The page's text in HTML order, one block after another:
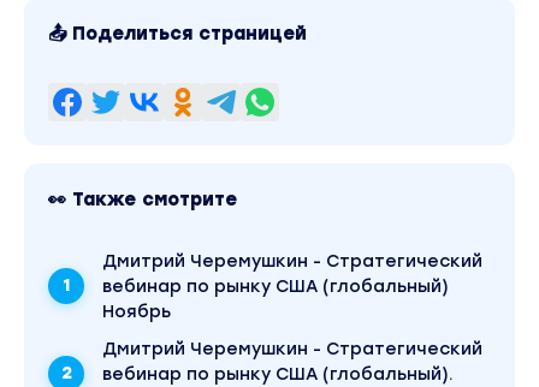
📤 Поделиться страницей
👀 Также смотрите
Дмитрий Черемушкин - Стратегический
вебинар по рынку США (глобальный)
Ноябрь
Дмитрий Черемушкин - Стратегический
вебинар по рынку США (глобальный).